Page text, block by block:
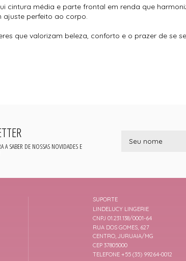
cintura média e parte frontal em renda que
ajuste perfeito ao corpo.
que valorizam beleza, conforto e o prazer de se
A SABER DE NOSSAS NOVIDADES E
SUPORTE
LINDELUCY LINGERIE
CNPJ 01.231.138/0001-64
RUA DOS GOMES, 627
CENTRO, JURUAIA/MG
CEP 37805000
TELEFONE +55 (35) 99264-0012